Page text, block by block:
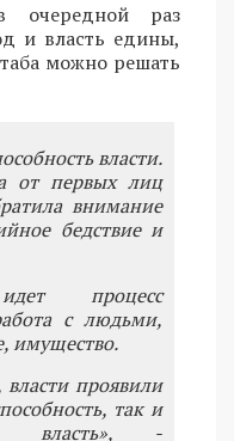
раз
и власть едины,
можно решать
власти.
от первых лиц
внимание
бедствие и
процесс
с людьми,
имущество.
проявили
так и
власть», -